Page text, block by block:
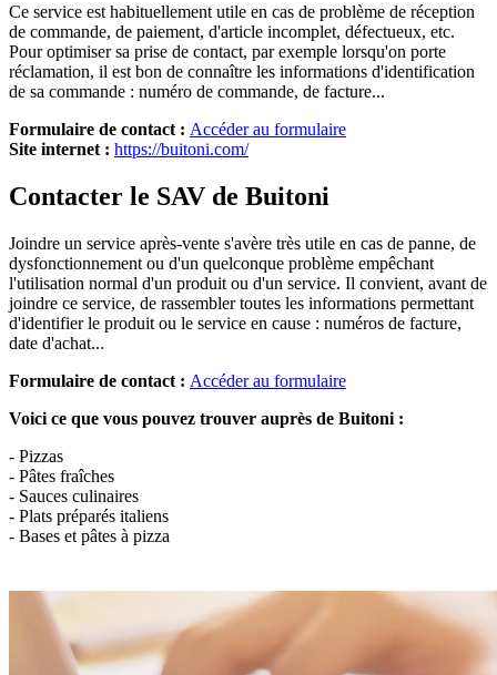
Ce service est habituellement utile en cas de problème de réception
de commande, de paiement, d'article incomplet, défectueux, etc.
Pour optimiser sa prise de contact, par exemple lorsqu'on porte
réclamation, il est bon de connaître les informations d'identification
de sa commande : numéro de commande, de facture...
Formulaire de contact : Accéder au formulaire
Site internet : https://buitoni.com/
Contacter le SAV de Buitoni
Joindre un service après-vente s'avère très utile en cas de panne, de
dysfonctionnement ou d'un quelconque problème empêchant
l'utilisation normal d'un produit ou d'un service. Il convient, avant de
joindre ce service, de rassembler toutes les informations permettant
d'identifier le produit ou le service en cause : numéros de facture,
date d'achat...
Formulaire de contact : Accéder au formulaire
Voici ce que vous pouvez trouver auprès de Buitoni :
- Pizzas
- Pâtes fraîches
- Sauces culinaires
- Plats préparés italiens
- Bases et pâtes à pizza